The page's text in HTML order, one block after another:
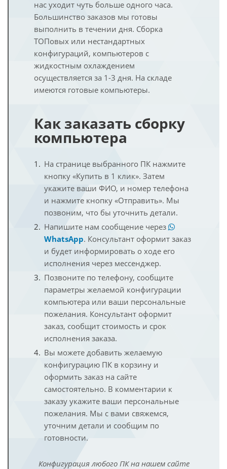
нас уходит чуть больше одного часа.
Большинство заказов мы готовы
выполнить в течении дня. Сборка
ТОПовых или нестандартных
конфигураций, компьютеров с
жидкостным охлаждением
осуществляется за 1-3 дня. На складе
имеются готовые компьютеры.
Как заказать сборку
компьютера
На странице выбранного ПК нажмите
кнопку «Купить в 1 клик». Затем
укажите ваши ФИО, и номер телефона
и нажмите кнопку «Отправить». Мы
позвоним, что бы уточнить детали.
Напишите нам сообщение через
WhatsApp. Консультант оформит заказ
и будет информировать о ходе его
исполнения через мессенджер.
Позвоните по телефону, сообщите
параметры желаемой конфигурации
компьютера или ваши персональные
пожелания. Консультант оформит
заказ, сообщит стоимость и срок
исполнения заказа.
Вы можете добавить желаемую
конфигурацию ПК в корзину и
оформить заказ на сайте
самостоятельно. В комментарии к
заказу укажите ваши персональные
пожелания. Мы с вами свяжемся,
уточним детали и сообщим по
готовности.
Конфигурация любого ПК на нашем сайте